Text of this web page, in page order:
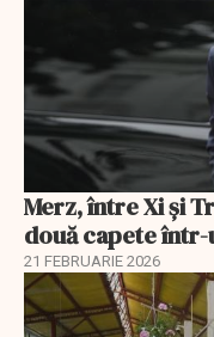
Merz, între Xi și
două capete
21 FEBRUARIE 2026